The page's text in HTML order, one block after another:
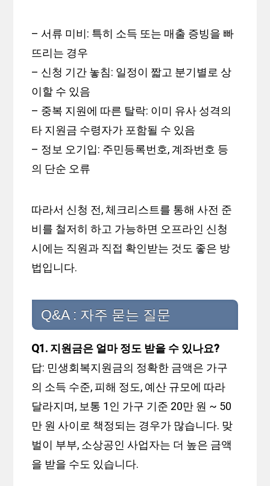
– 서류 미비: 특히 소득 또는 매출 증빙을 빠
뜨리는 경우
– 신청 기간 놓침: 일정이 짧고 분기별로 상
이할 수 있음
– 중복 지원에 따른 탈락: 이미 유사 성격의
타 지원금 수령자가 포함될 수 있음
– 정보 오기입: 주민등록번호, 계좌번호 등
의 단순 오류
따라서 신청 전, 체크리스트를 통해 사전 준
비를 철저히 하고 가능하면 오프라인 신청
시에는 직원과 직접 확인받는 것도 좋은 방
법입니다.
Q&A : 자주 묻는 질문
Q1. 지원금은 얼마 정도 받을 수 있나요?
답: 민생회복지원금의 정확한 금액은 가구
의 소득 수준, 피해 정도, 예산 규모에 따라
달라지며, 보통 1인 가구 기준 20만 원 ~ 50
만 원 사이로 책정되는 경우가 많습니다. 맞
벌이 부부, 소상공인 사업자는 더 높은 금액
을 받을 수도 있습니다.